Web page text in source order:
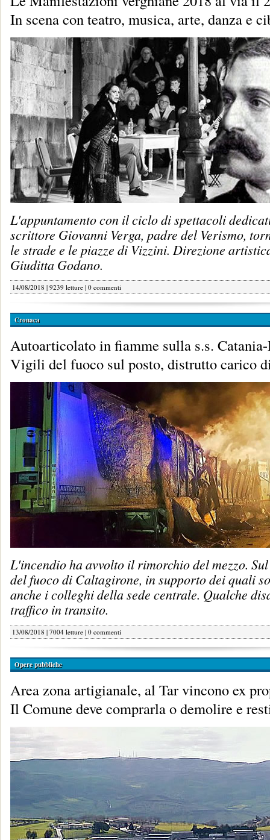
In scena con teatro, musica, arte, danza e
L'appuntamento con il ciclo di spettacoli
scrittore Giovanni Verga, padre del Verismo,
le strade e le piazze di Vizzini. Direzione
Giuditta Godano.
14/08/2018 | 9239 letture | 0 commenti
Cronaca
Autoarticolato in fiamme sulla s.s. Catania-
Vigili del fuoco sul posto, distrutto carico
L'incendio ha avvolto il rimorchio del mezzo.
del fuoco di Caltagirone, in supporto dei quali
anche i colleghi della sede centrale. Qualche
traffico in transito.
13/08/2018 | 7004 letture | 0 commenti
Opere pubbliche
Area zona artigianale, al Tar vincono ex
Il Comune deve comprarla o demolire e